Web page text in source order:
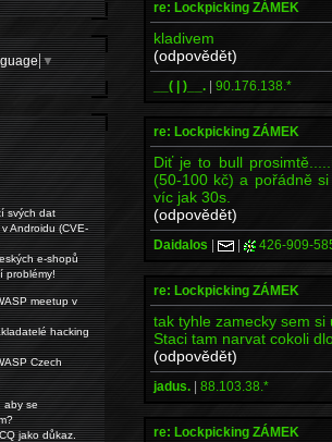
re: Lockpicking ZÁMEK
kladivem
(odpovědět)
__( | )__. | 90.176.138.*
re: Lockpicking ZÁMEK
Diť je to bull
(50-100 kč) a pořádně
víc jak 30s.
(odpovědět)
Daidalos | | 426-909-
re: Lockpicking ZÁMEK
tak tyhle zamecky sem
Staci tam narvat cokoli
(odpovědět)
jadus. | 88.103.38.*
re: Lockpicking ZÁMEK
▼
svých dat
Androidu (CVE-
e-shopů
problémy!
meetup v
hacking
Czech
aby se
jako důkaz.